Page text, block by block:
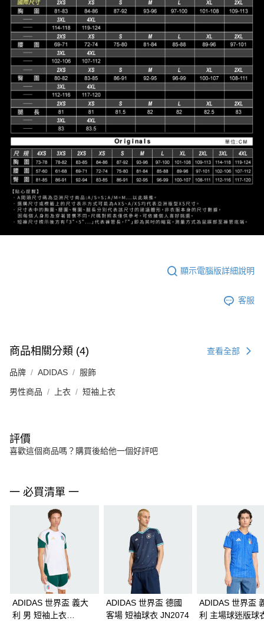
顯示電腦版詳細說明
客服
商品相關分類 (4) 查看全部
品牌 ADIDAS 服飾
男性商品 上衣 短袖上衣
評價
喜歡這個商品嗎？購買後給他一個好評吧
一 必買清單 一
ADIDAS 世界盃 義大
利 男 短袖上衣
ADIDAS 世界盃 德國
客場 短袖球衣 JN2074
ADIDAS 世界盃
利 主場球迷版球